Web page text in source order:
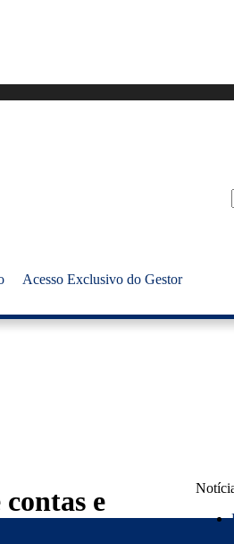
Acesso Exclusivo do Gestor
e